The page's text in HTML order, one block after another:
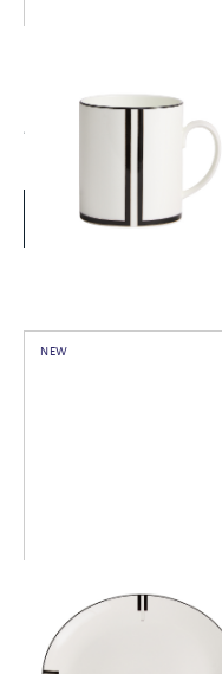
ラファイト マグ ブラック
ホワイト
(税込)
詳細を見る
NEW
ヴェラ・ウォン リュクス
ラファイト オーバルプレ
ト33cm